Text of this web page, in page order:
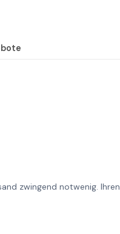
zwingend notwenig. Ihren